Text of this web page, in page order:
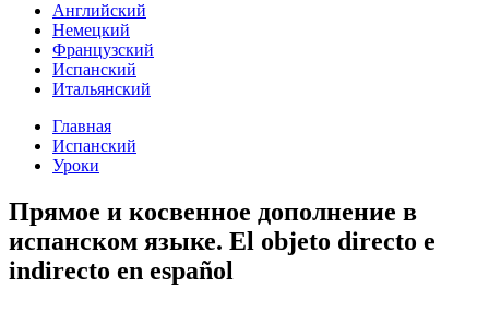
Английский
Немецкий
Французский
Испанский
Итальянский
Главная
Испанский
Уроки
Прямое и косвенное дополнение в
испанском языке. Еl objeto directo e
indirecto en español